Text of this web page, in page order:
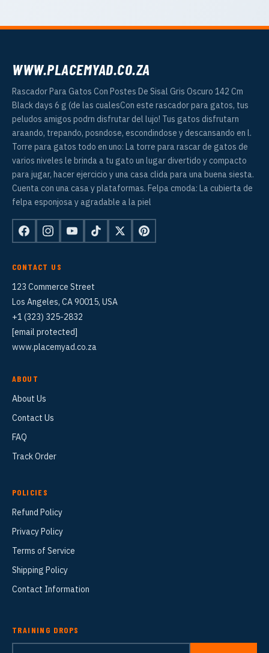
WWW.PLACEMYAD.CO.ZA
Rascador Para Gatos Con Postes De Sisal Gris Oscuro 142 Cm
Black days 6 g (de las cualesCon este rascador para gatos, tus
peludos amigos podrn disfrutar del lujo! Tus gatos disfrutarn
araando, trepando, posndose, escondindose y descansando en l.
Torre para gatos todo en uno: La torre para rascar de gatos de
varios niveles le brinda a tu gato un lugar divertido y compacto
para jugar, hacer ejercicio y una casa clida para una buena siesta.
Cuenta con una casa y plataformas. Felpa cmoda: La cubierta de
felpa esponjosa y agradable a la piel
CONTACT US
123 Commerce Street
Los Angeles, CA 90015, USA
+1 (323) 325-2832
[email protected]
www.placemyad.co.za
ABOUT
About Us
Contact Us
FAQ
Track Order
POLICIES
Refund Policy
Privacy Policy
Terms of Service
Shipping Policy
Contact Information
TRAINING DROPS